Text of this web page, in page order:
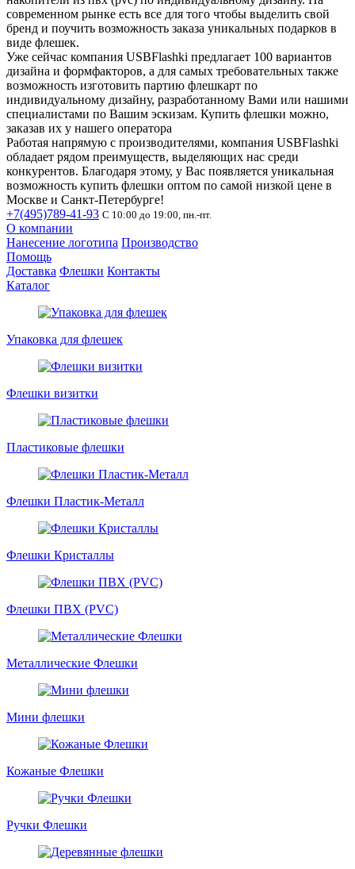
современном рынке есть все для того чтобы выделить свой
бренд и поучить возможность заказа уникальных подарков в
виде флешек.
Уже сейчас компания USBFlashki предлагает 100 вариантов
дизайна и формфакторов, а для самых требовательных также
возможность изготовить партию флешкарт по
индивидуальному дизайну, разработанному Вами или нашими
специалистами по Вашим эскизам. Купить флешки можно,
заказав их у нашего оператора
Работая напрямую с производителями, компания USBFlashki
обладает рядом преимуществ, выделяющих нас среди
конкурентов. Благодаря этому, у Вас появляется уникальная
возможность купить флешки оптом по самой низкой цене в
Москве и Санкт-Петербурге!
+7(495)789-41-93 С 10:00 до 19:00, пн.-пт.
О компании
Нанесение логотипа Производство
Помощь
Доставка Флешки Контакты
Каталог
Упаковка для флешек
Флешки визитки
Пластиковые флешки
Флешки Пластик-Металл
Флешки Кристаллы
Флешки ПВХ (PVC)
Металлические Флешки
Мини флешки
Кожаные Флешки
Ручки Флешки